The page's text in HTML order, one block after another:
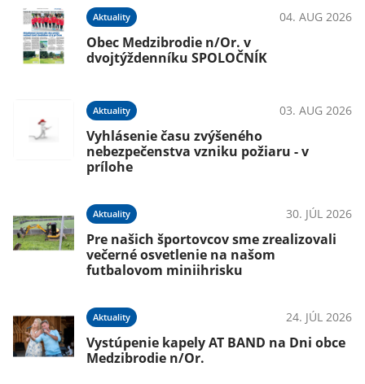
Aktuality 04. AUG 2026
Obec Medzibrodie n/Or. v
dvojtýždenníku SPOLOČNÍK
Aktuality 03. AUG 2026
Vyhlásenie času zvýšeného
nebezpečenstva vzniku požiaru - v
prílohe
Aktuality 30. JÚL 2026
Pre našich športovcov sme zrealizovali
večerné osvetlenie na našom
futbalovom miniihrisku
Aktuality 24. JÚL 2026
Vystúpenie kapely AT BAND na Dni obce
Medzibrodie n/Or.